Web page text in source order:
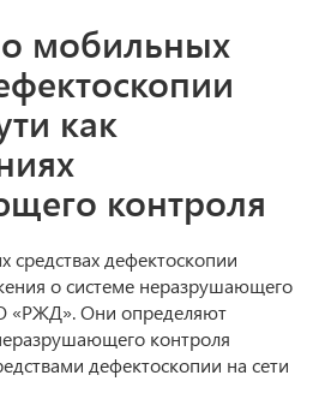
мобильных
как
контроля
дефектоскопии
о системе неразрушающего
«РЖД». Они определяют
контроля
дефектоскопии на сети